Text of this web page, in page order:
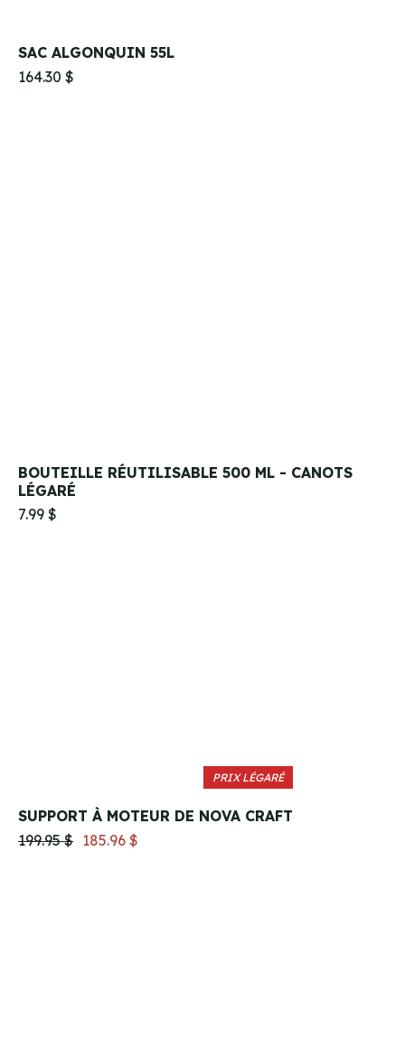
SAC ALGONQUIN 55L
164.30 $
BOUTEILLE RÉUTILISABLE 500 ML - CANOTS
LÉGARÉ
7.99 $
PRIX LÉGARÉ
SUPPORT À MOTEUR DE NOVA CRAFT
199.95 $ 185.96 $